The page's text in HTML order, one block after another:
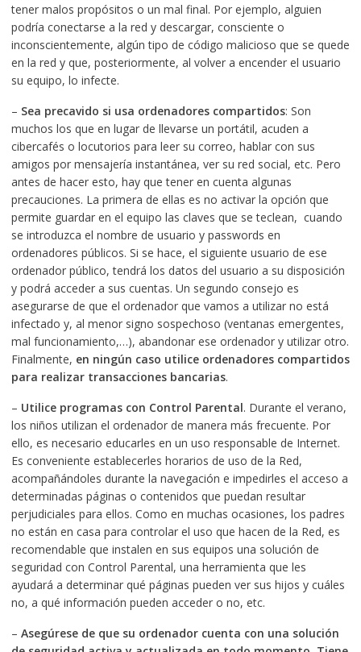
tener malos propósitos o un mal final. Por ejemplo, alguien
podría conectarse a la red y descargar, consciente o
inconscientemente, algún tipo de código malicioso que se quede
en la red y que, posteriormente, al volver a encender el usuario
su equipo, lo infecte.
– Sea precavido si usa ordenadores compartidos: Son
muchos los que en lugar de llevarse un portátil, acuden a
cibercafés o locutorios para leer su correo, hablar con sus
amigos por mensajería instantánea, ver su red social, etc. Pero
antes de hacer esto, hay que tener en cuenta algunas
precauciones. La primera de ellas es no activar la opción que
permite guardar en el equipo las claves que se teclean, cuando
se introduzca el nombre de usuario y passwords en
ordenadores públicos. Si se hace, el siguiente usuario de ese
ordenador público, tendrá los datos del usuario a su disposición
y podrá acceder a sus cuentas. Un segundo consejo es
asegurarse de que el ordenador que vamos a utilizar no está
infectado y, al menor signo sospechoso (ventanas emergentes,
mal funcionamiento,…), abandonar ese ordenador y utilizar otro.
Finalmente, en ningún caso utilice ordenadores compartidos
para realizar transacciones bancarias.
– Utilice programas con Control Parental. Durante el verano,
los niños utilizan el ordenador de manera más frecuente. Por
ello, es necesario educarles en un uso responsable de Internet.
Es conveniente establecerles horarios de uso de la Red,
acompañándoles durante la navegación e impedirles el acceso a
determinadas páginas o contenidos que puedan resultar
perjudiciales para ellos. Como en muchas ocasiones, los padres
no están en casa para controlar el uso que hacen de la Red, es
recomendable que instalen en sus equipos una solución de
seguridad con Control Parental, una herramienta que les
ayudará a determinar qué páginas pueden ver sus hijos y cuáles
no, a qué información pueden acceder o no, etc.
– Asegúrese de que su ordenador cuenta con una solución